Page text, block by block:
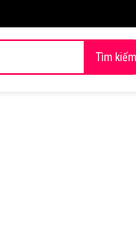
Tìm kiếm